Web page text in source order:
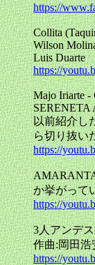
https://
Collita
Wilson
Luis Duarte
https://
Majo Iriarte
SERENETA
以前紹介し
ら切り抜い
https://
か挙がって
https://
3人アンデス
作曲:岡田浩
https://